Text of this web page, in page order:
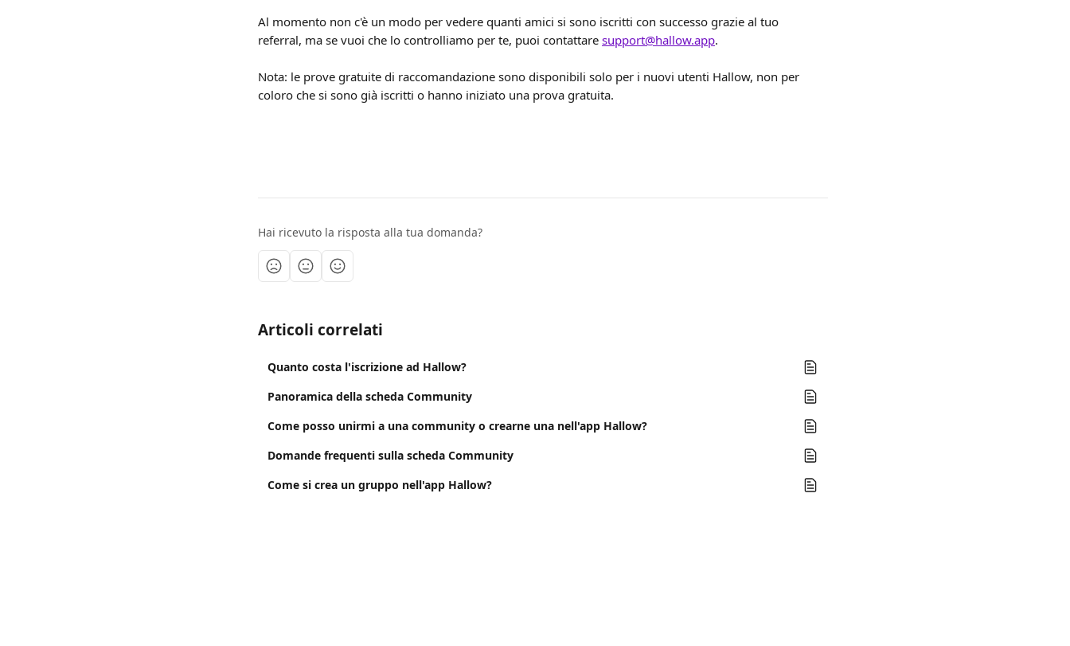
Al momento non c'è un modo per vedere quanti amici si sono iscritti con successo grazie al tuo
referral, ma se vuoi che lo controlliamo per te, puoi contattare support@hallow.app.
Nota: le prove gratuite di raccomandazione sono disponibili solo per i nuovi utenti Hallow, non per
coloro che si sono già iscritti o hanno iniziato una prova gratuita.
Hai ricevuto la risposta alla tua domanda?
Articoli correlati
Quanto costa l'iscrizione ad Hallow?
Panoramica della scheda Community
Come posso unirmi a una community o crearne una nell'app Hallow?
Domande frequenti sulla scheda Community
Come si crea un gruppo nell'app Hallow?